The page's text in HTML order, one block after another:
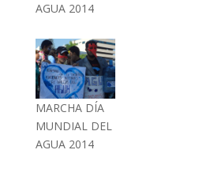
AGUA 2014
MARCHA DÍA
MUNDIAL DEL
AGUA 2014